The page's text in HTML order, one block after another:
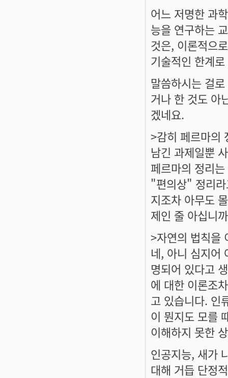
어느 저명한 과
능을 연구하는
것은, 이론적으
기술적인 한계
말씀하시는 걸
거나 한 것도 아
겠네요.
>감히 페르마의
남긴 과제일뿐
페르마의 정리
"편의상" 정리
지조차 아무도
제인 줄 아십니
>자연의 법칙을
네, 아니 심지어
명되어 있다고
에 대한 이론조
고 있습니다. 인
이 뭔지도 모를
이해하지 못한
인공지능, 새가
대해 거듭 단정